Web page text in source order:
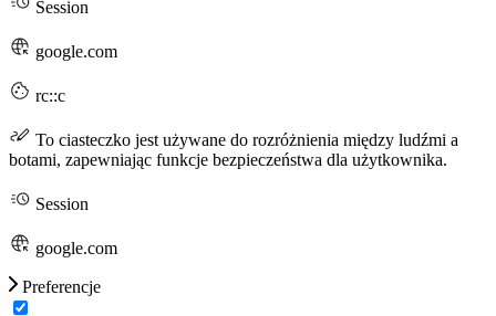
Session
google.com
rc::c
To ciasteczko jest używane do rozróżnienia między ludźmi a
botami, zapewniając funkcje bezpieczeństwa dla użytkownika.
Session
google.com
Preferencje